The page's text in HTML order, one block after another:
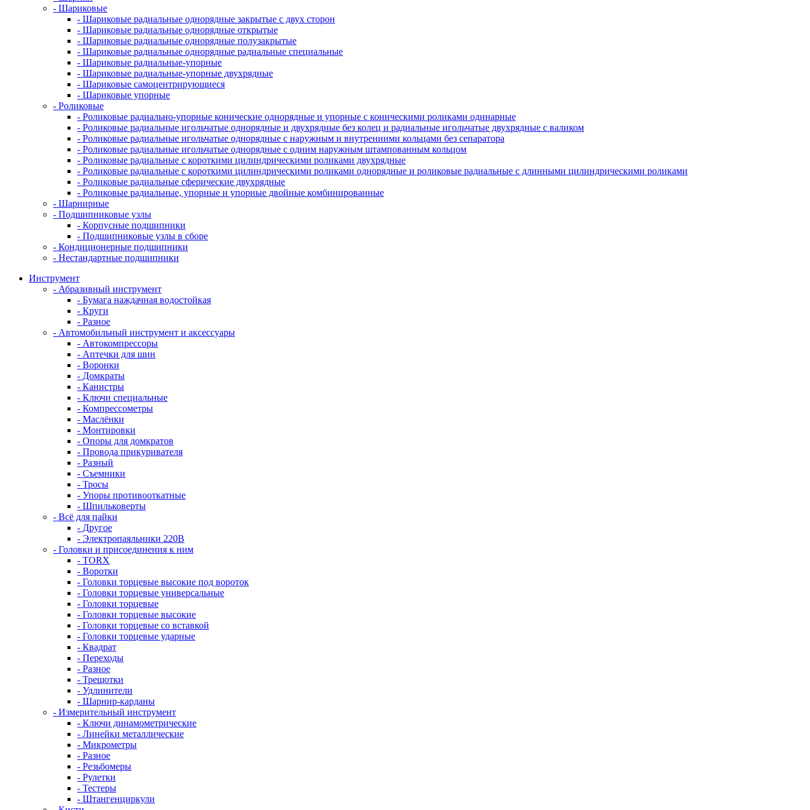
- Шариковые
- Шариковые радиальные однорядные закрытые с двух сторон
- Шариковые радиальные однорядные открытые
- Шариковые радиальные однорядные полузакрытые
- Шариковые радиальные однорядные радиальные специальные
- Шариковые радиальные-упорные
- Шариковые радиальные-упорные двухрядные
- Шариковые самоцентрирующиеся
- Шариковые упорные
- Роликовые
- Роликовые радиально-упорные конические однорядные и упорные с коническими роликами одинарные
- Роликовые радиальные игольчатые однорядные и двухрядные без колец и радиальные игольчатые двухрядные с валиком
- Роликовые радиальные игольчатые однорядные с наружным и внутренними кольцами без сепаратора
- Роликовые радиальные игольчатые однорядные с одним наружным штампованным кольцом
- Роликовые радиальные с короткими цилиндрическими роликами двухрядные
- Роликовые радиальные с короткими цилиндрическими роликами однорядные и роликовые радиальные с длинными цилиндрическими роликами
- Роликовые радиальные сферические двухрядные
- Роликовые радиальные, упорные и упорные двойные комбинированные
- Шарнирные
- Подшипниковые узлы
- Корпусные подшипники
- Подшипниковые узлы в сборе
- Кондиционерные подшипники
- Нестандартные подшипники
Инструмент
- Абразивный инструмент
- Бумага наждачная водостойкая
- Круги
- Разное
- Автомобильный инструмент и аксессуары
- Автокомпрессоры
- Аптечки для шин
- Воронки
- Домкраты
- Канистры
- Ключи специальные
- Компрессометры
- Маслёнки
- Монтировки
- Опоры для домкратов
- Провода прикуривателя
- Разный
- Съемники
- Тросы
- Упоры противооткатные
- Шпильковерты
- Всё для пайки
- Другое
- Электропаяльники 220В
- Головки и присоединения к ним
- TORX
- Воротки
- Головки торцевые высокие под вороток
- Головки торцевые универсальные
- Головки торцевые
- Головки торцевые высокие
- Головки торцевые со вставкой
- Головки торцевые ударные
- Квадрат
- Переходы
- Разное
- Трещотки
- Удлинители
- Шарнир-карданы
- Измерительный инструмент
- Ключи динамометрические
- Линейки металлические
- Микрометры
- Разное
- Резьбомеры
- Рулетки
- Тестеры
- Штангенциркули